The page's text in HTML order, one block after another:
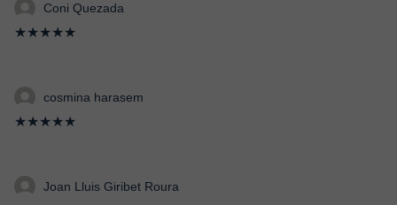
Coni Quezada
★★★★★
cosmina harasem
★★★★★
Joan Lluis Giribet Roura